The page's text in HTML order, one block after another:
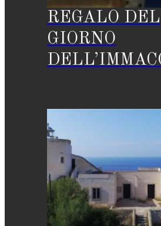
REGALO DEL
GIORNO